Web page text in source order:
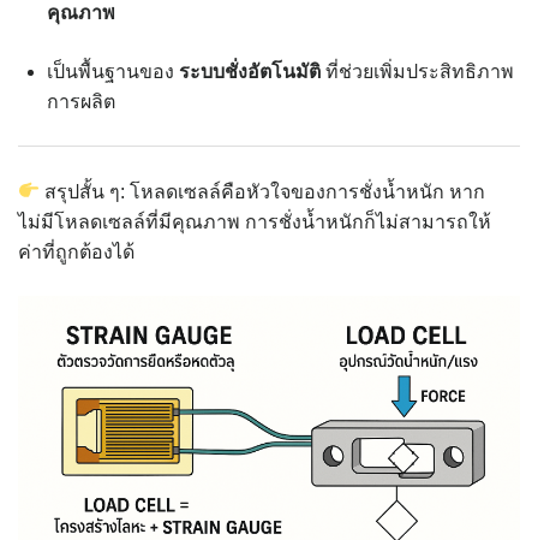
คุณภาพ
เป็นพื้นฐานของ ระบบชั่งอัตโนมัติ ที่ช่วยเพิ่มประสิทธิภาพ
การผลิต
สรุปสั้น ๆ: โหลดเซลล์คือหัวใจของการชั่งน้ำหนัก หาก
ไม่มีโหลดเซลล์ที่มีคุณภาพ การชั่งน้ำหนักก็ไม่สามารถให้
ค่าที่ถูกต้องได้